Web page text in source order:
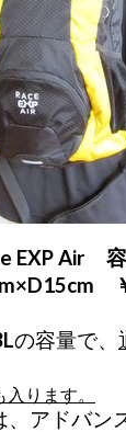
EXP Air
の容量で、
ります。
アドバン